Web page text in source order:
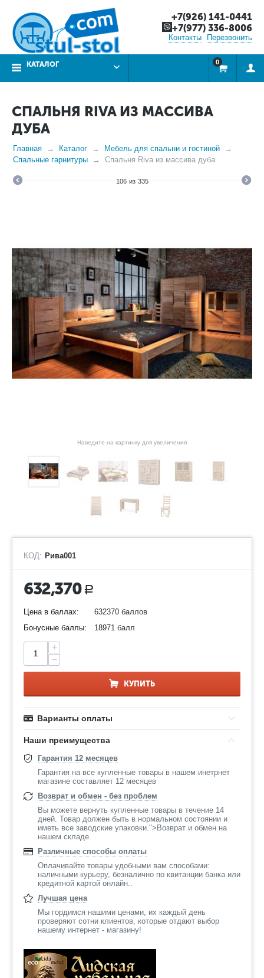
+7(926) 141-0441
+7(977) 336-8006
Контакты Перезвонить
КАТАЛОГ 0
СПАЛЬНЯ RIVA ИЗ МАССИВА
ДУБА
Главная Каталог
Мебель для спальни и гостиной
Спальные гарнитуры
Спальня Riva из массива дуба
106 из 335
Наведите на картинку для увеличения
КОД: Рива001
632,370 Р
Цена в баллах:
632370 баллов
Бонусные баллы:
18971 балл
+
−
КУПИТЬ
Варианты оплаты
Наши преимущества
Гарантия 12 месяцев
Гарантия на все купленные товары в нашем инетрнет
магазине составляет 12 месяцев
Возврат и обмен - без проблем
Вы можете вернуть купленные товары в течение 14
дней. Товар должен быть в нормальном состоянии и
иметь все заводские упаковки.">Возврат и обмен на
нашем складе.
Различные способы оплаты
Оплачивайте товары удобными вам способами:
наличными курьеру, безналично по квитанции банка или
кредитной картой онлайн..
Лучшая цена
Мы гордимся нашими ценами, их каждый день
проверяют сотни клиентов, которые отдают выбор
нашему интернет - магазину!